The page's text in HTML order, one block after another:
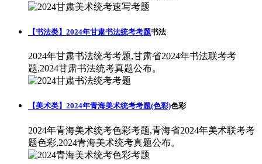
【书法类】2024年甘肃书法统考考题书法
2024年甘肃书法统考考题,甘肃省2024年书法联考考
题,2024甘肃书法统考真题公布。
【美术类】2024年青海美术统考考题(色彩)色彩
2024年青海美术统考色彩考题,青海省2024年美术联考考
题色彩,2024青海美术统考真题公布。